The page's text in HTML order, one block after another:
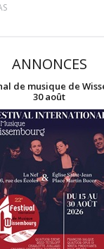
ANNONCES
de musique de
30 août